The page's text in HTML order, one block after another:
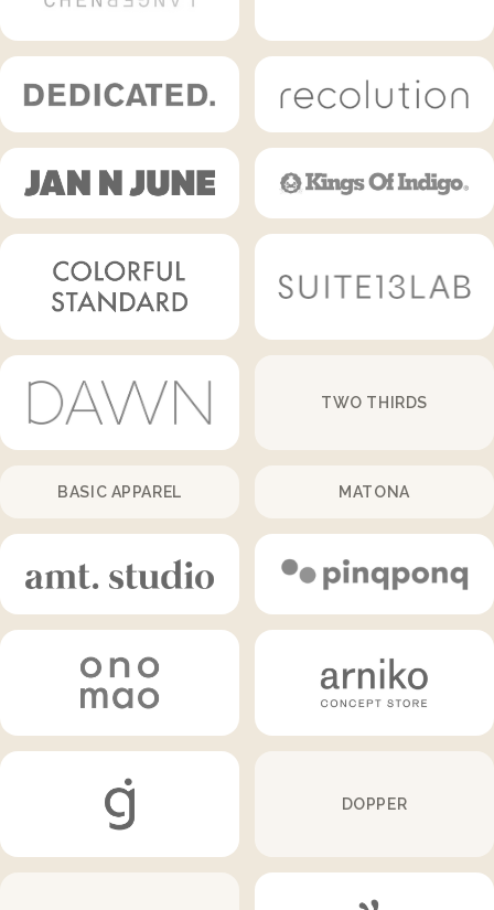
TWO THIRDS
BASIC APPAREL MATONA
DOPPER